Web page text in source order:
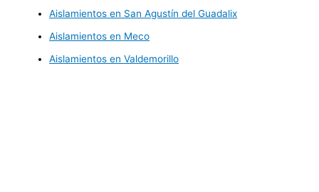
Aislamientos en San Agustín del Guadalix
Aislamientos en Meco
Aislamientos en Valdemorillo